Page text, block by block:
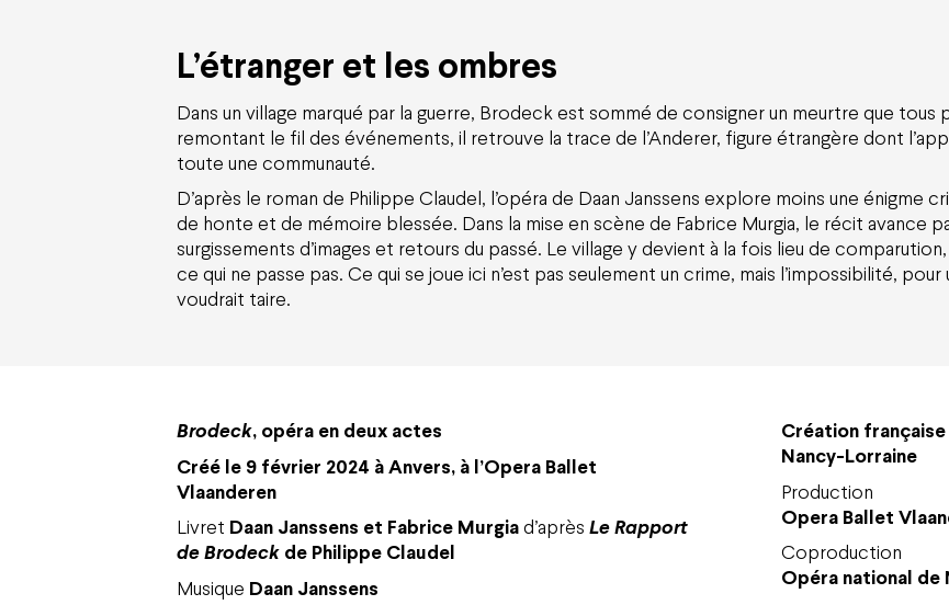
L’étranger et les ombres
Dans un village marqué par la guerre, Brodeck est sommé de consigner un meurtre que
remontant le fil des événements, il retrouve la trace de l’Anderer, figure étrangère dont
toute une communauté.
D’après le roman de Philippe Claudel, l’opéra de Daan Janssens explore moins une énigme
de honte et de mémoire blessée. Dans la mise en scène de Fabrice Murgia, le récit avance
surgissements d’images et retours du passé. Le village y devient à la fois lieu de
ce qui ne passe pas. Ce qui se joue ici n’est pas seulement un crime, mais l’impossibilité, pour
voudrait taire.
Brodeck, opéra en deux actes
Créé le 9 février 2024 à Anvers, à l’Opera Ballet
Vlaanderen
Livret Daan Janssens et Fabrice Murgiad’après Le Rapport
de Brodeck de Philippe Claudel
Musique Daan Janssens
Création française
Nancy-Lorraine
Production
Opera Ballet
Coproduction
Opéra national de